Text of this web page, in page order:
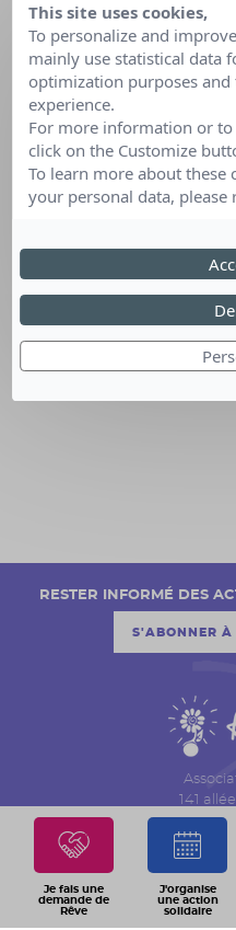
Je fais une
demande de
Rêve
J'organise
une action
solidaire
SAÔNE (Doubs)
141
CS
69651
04 74
RESTER INFORMÉ DES
S'ABONNER À
This site uses cookies,
To personalize and
mainly use statistical data
optimization purposes
experience.
For more information or
click on the Customize
To learn more about these
your personal data, please